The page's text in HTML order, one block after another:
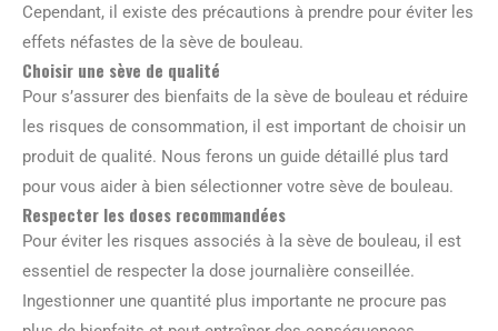
Cependant, il existe des précautions à prendre pour éviter les
effets néfastes de la sève de bouleau.
Choisir une sève de qualité
Pour s’assurer des bienfaits de la sève de bouleau et réduire
les risques de consommation, il est important de choisir un
produit de qualité. Nous ferons un guide détaillé plus tard
pour vous aider à bien sélectionner votre sève de bouleau.
Respecter les doses recommandées
Pour éviter les risques associés à la sève de bouleau, il est
essentiel de respecter la dose journalière conseillée.
Ingestionner une quantité plus importante ne procure pas